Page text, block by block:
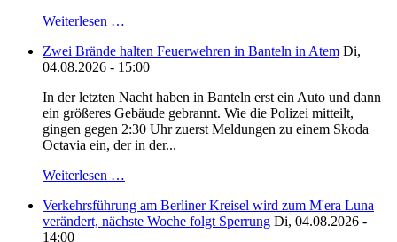
Weiterlesen …
Zwei Brände halten Feuerwehren in Banteln in Atem Di,
04.08.2026 - 15:00
In der letzten Nacht haben in Banteln erst ein Auto und dann
ein größeres Gebäude gebrannt. Wie die Polizei mitteilt,
gingen gegen 2:30 Uhr zuerst Meldungen zu einem Skoda
Octavia ein, der in der...
Weiterlesen …
Verkehrsführung am Berliner Kreisel wird zum M'era Luna
verändert, nächste Woche folgt Sperrung Di, 04.08.2026 -
14:00